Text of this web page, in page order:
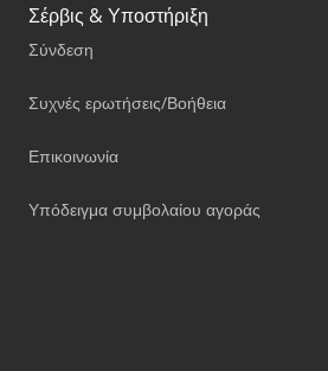
Σέρβις & Υποστήριξη
Σύνδεση
Συχνές ερωτήσεις/Βοήθεια
Επικοινωνία
Υπόδειγμα συμβολαίου αγοράς